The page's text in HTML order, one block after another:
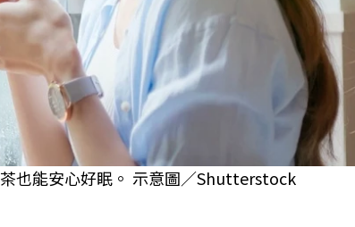
也能安心好眠。 示意圖／Shutterstock